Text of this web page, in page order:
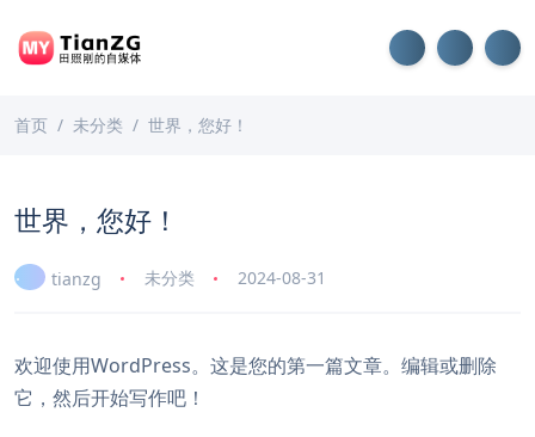
首页 未分类 世界，您好！
世界，您好！
tianzg 未分类 2024-08-31
欢迎使用WordPress。这是您的第一篇文章。编辑或删除
它，然后开始写作吧！